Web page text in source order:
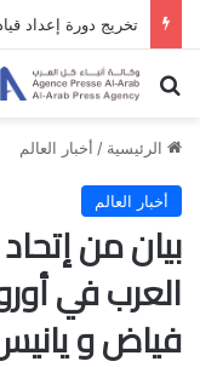
بحث عن
الرئيسية / أخبار العالم
أخبار العالم
بيان من
العرب في
فياض و